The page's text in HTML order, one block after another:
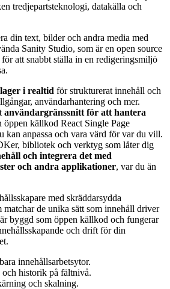
tredjepartsteknologi, datakälla och
din text, bilder och andra media med
Sanity Studio, som är en open source
att snabbt ställa in en redigeringsmiljö
i realtid för strukturerat innehåll och
användarhantering och mer.
användargränssnitt för att hantera
öppen källkod React Single Page
kan anpassa och vara värd för var du vill.
bibliotek och verktyg som låter dig
och integrera det med
och andra applikationer, var du än
med skräddarsydda
matchar de unika sätt som innehåll driver
byggd som öppen källkod och fungerar
och drift för din
innehållsarbetsytor.
och historik på fältnivå.
och skalning.